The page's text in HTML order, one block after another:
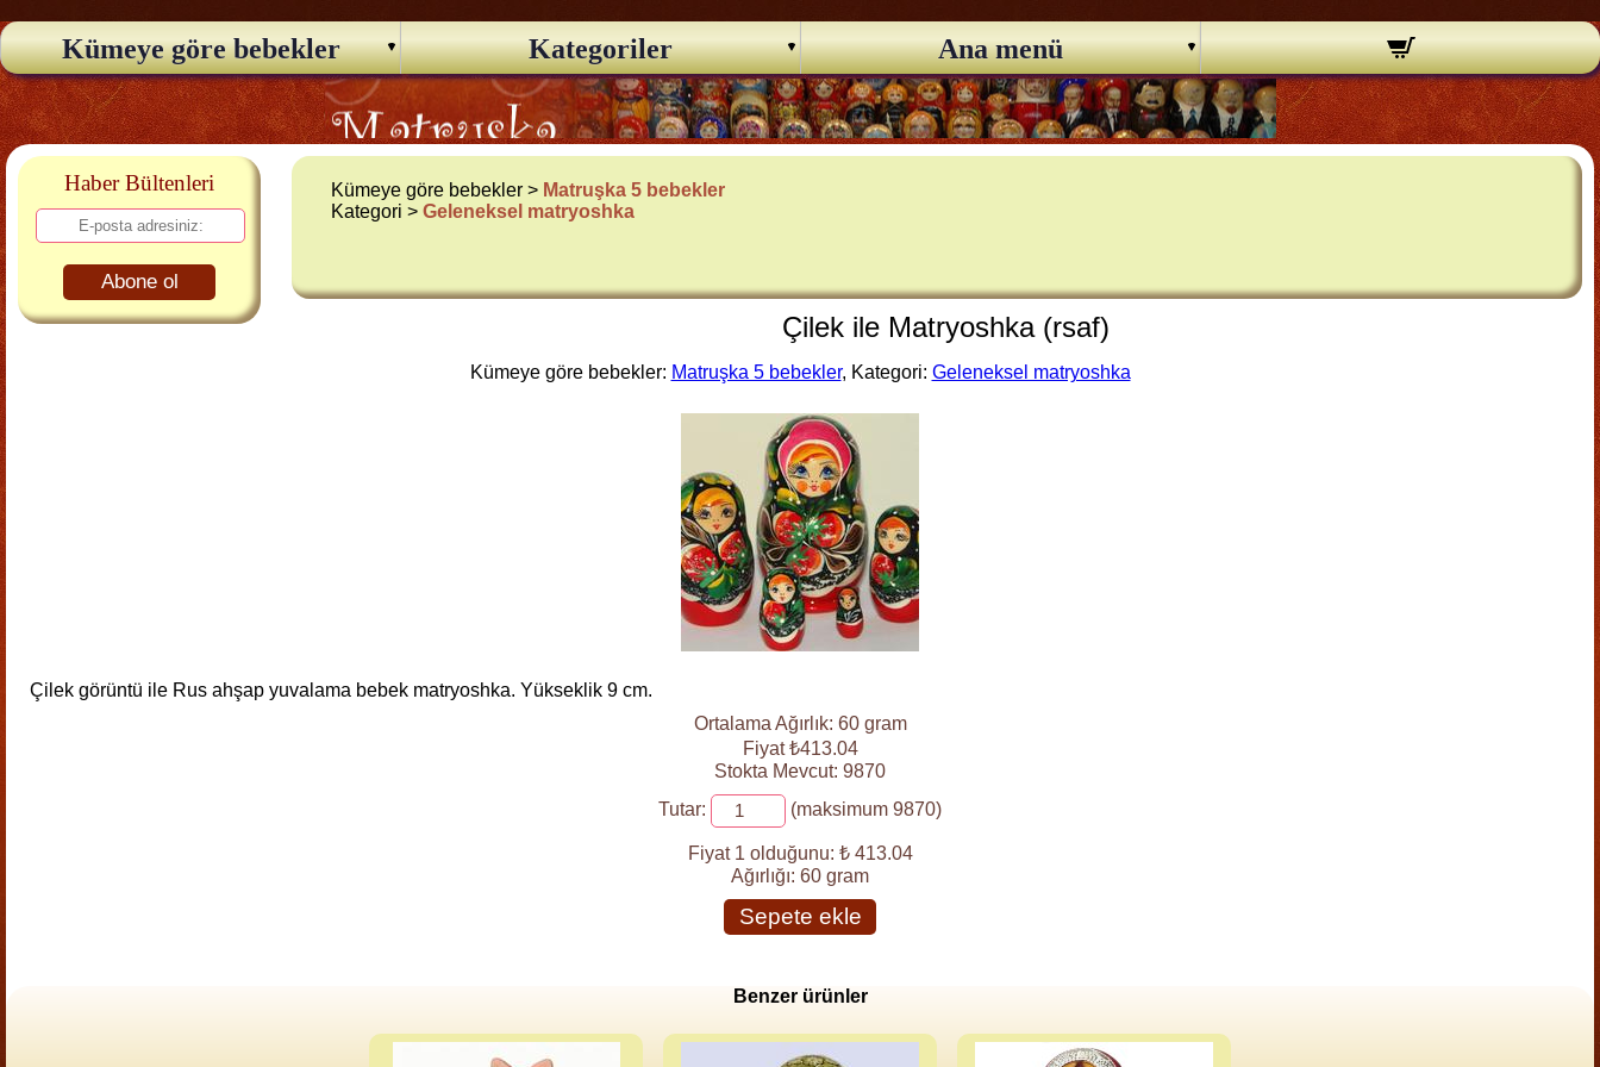
Kümeye göre bebekler Kategoriler Ana menü
Haber Bültenleri
Abone ol
Kümeye göre bebekler > Matruşka 5 bebekler
Kategori >Geleneksel matryoshka
Çilek ile Matryoshka (rsaf)
Kümeye göre bebekler: Matruşka 5 bebekler, Kategori: Geleneksel matryoshka
Çilek görüntü ile Rus ahşap yuvalama bebek matryoshka. Yükseklik 9 cm.
Ortalama Ağırlık: 60 gram
Fiyat ₺413.04
Stokta Mevcut: 9870
Tutar:
(maksimum 9870)
Fiyat 1 olduğunu: ₺ 413.04
Ağırlığı: 60 gram
Sepete ekle
Benzer ürünler